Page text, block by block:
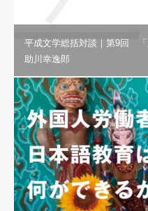
平成文学総括対談｜第9回
助川幸逸郎